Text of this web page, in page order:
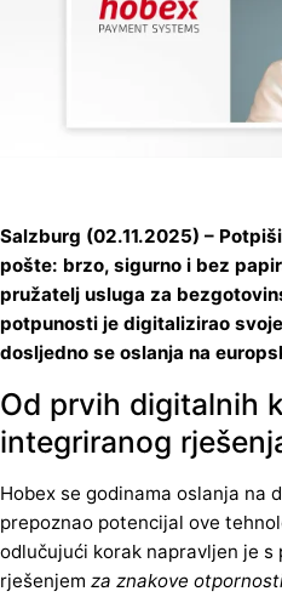
Salzburg (02.11.2025) –
pošte: brzo, sigurno i bez
pružatelj usluga za
potpunosti je digitalizirao
dosljedno se oslanja na
Od prvih digitalnih
integriranog
Hobex se godinama oslanja na
prepoznao potencijal ove
odlučujući korak napravljen je
rješenjem za znakove